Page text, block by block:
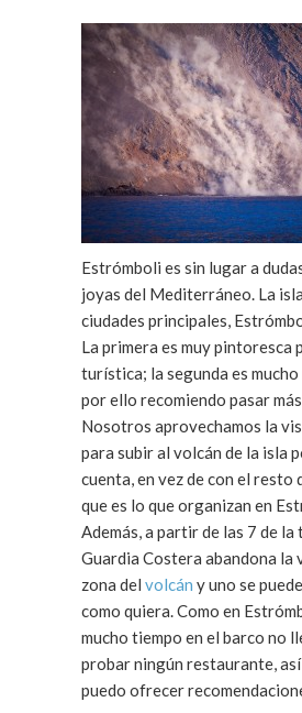
Estrómboli es sin lugar a
joyas del Mediterráneo. La
ciudades principales,
La primera es muy pintoresca
turística; la segunda es
por ello recomiendo pasar
Nosotros aprovechamos la
para subir al volcán de la isla
cuenta, en vez de con el resto
que es lo que organizan en
Además, a partir de las 7 de la
Guardia Costera abandona la
zona del volcán y uno se
como quiera. Como en
mucho tiempo en el barco no
probar ningún restaurante, así
puedo ofrecer